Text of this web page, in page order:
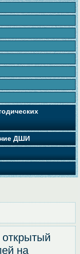
ДШИ
открытый
на